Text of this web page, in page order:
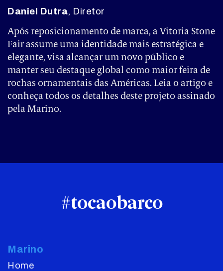
Daniel Dutra, Diretor
Após reposicionamento de marca, a Vitoria Stone
Fair assume uma identidade mais estratégica e
elegante, visa alcançar um novo público e
manter seu destaque global como maior feira de
rochas ornamentais das Américas. Leia o artigo e
conheça todos os detalhes deste projeto assinado
pela Marino.
#tocaobarco
Marino
Home